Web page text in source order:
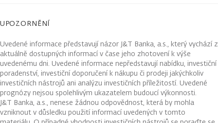
UPOZORNĚNÍ
Uvedené informace představují názor J&T Banka, a.s., který vychází z
aktuálně dostupných informací v čase jeho zhotovení k výše
uvedenému dni. Uvedené informace nepředstavují nabídku, investiční
poradenství, investiční doporučení k nákupu či prodeji jakýchkoliv
investičních nástrojů ani analýzu investičních příležitostí. Uvedené
prognózy nejsou spolehlivým ukazatelem budoucí výkonnosti.
J&T Banka, a.s., nenese žádnou odpovědnost, která by mohla
vzniknout v důsledku použití informací uvedených v tomto